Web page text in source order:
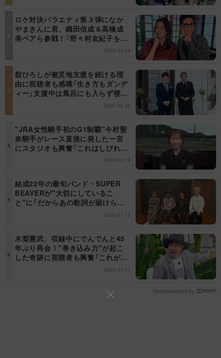
ロケ対決バラエティ第３弾になか
やまきんに君、織田信成＆高橋成
美ペアら参戦！『野々村友紀子を黙
らせろ！』１２日（日）昼に放送！
2026.07.09
舘ひろしが被災地支援を続ける理
由に視聴者も感嘆「生き方もダンデ
ィー」支援中は風呂にも入らず寝袋
で寝泊まり【日曜日の初耳学】2026.06.26
"JRA女性騎手初のG1制覇"今村聖
奈騎手がレース直後に発した一言
にスタジオも興奮「これはしびれ
2026.06.19
結成22年の最旬バンド・SUPER
BEAVERが"大切にしているこ
と"に「だからあの歌詞が届けられ
るんだ」共感の声＜日曜日の初耳学
2026.07.10
木梨憲武、収録中にでんでんと45
年ぶり再会！"巻き込み力"が起こ
した奇跡に視聴者も興奮「これがテ
レビの面白さだよね！」＜日曜日の
2026.07.07
Recommended by